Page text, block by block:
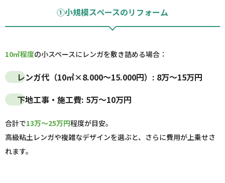
①小規模スペースのリフォーム
10㎡程度の小スペースにレンガを敷き詰める場合：
レンガ代（10㎡×8.000～15.000円）: 8万～15万円
下地工事・施工費: 5万～10万円
合計で13万～25万円程度が目安。
高級粘土レンガや複雑なデザインを選ぶと、さらに費用が上乗せさ
れます。